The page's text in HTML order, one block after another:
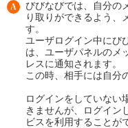
A
びびなびでは、自分の
り取りができるよう、
す。
ユーザログイン中にび
は、ユーザパネルのメ
レスに通知されます。
この時、相手には自分
ログインをしていない
きませんが、ログイン
ビスを利用することが